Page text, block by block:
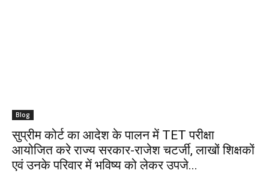
Blog
सुप्रीम कोर्ट का आदेश के पालन में TET परीक्षा
आयोजित करे राज्य सरकार-राजेश चटर्जी, लाखों शिक्षकों
एवं उनके परिवार में भविष्य को लेकर उपजे...